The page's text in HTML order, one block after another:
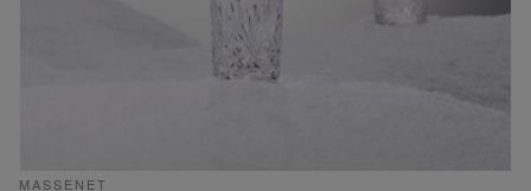
MASSENET